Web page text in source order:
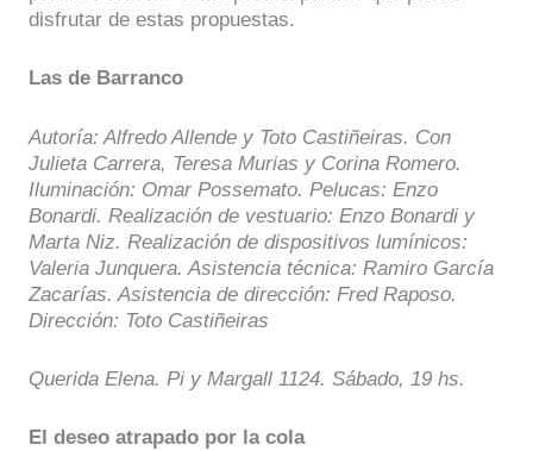
disfrutar de estas propuestas.
Las de Barranco
Autoría: Alfredo Allende y Toto Castiñeiras. Con
Julieta Carrera, Teresa Murias y Corina Romero.
Iluminación: Omar Possemato. Pelucas: Enzo
Bonardi. Realización de vestuario: Enzo Bonardi y
Marta Niz. Realización de dispositivos lumínicos:
Valeria Junquera. Asistencia técnica: Ramiro García
Zacarías. Asistencia de dirección: Fred Raposo.
Dirección: Toto Castiñeiras
Querida Elena. Pi y Margall 1124. Sábado, 19 hs.
El deseo atrapado por la cola